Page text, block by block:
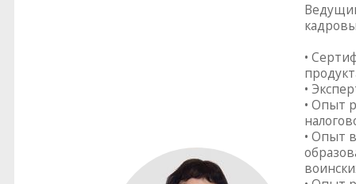
•
•
• Опыт
• Опыт